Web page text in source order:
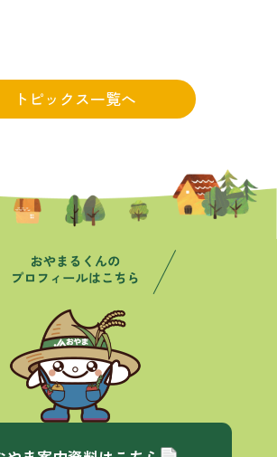
トピックス一覧へ